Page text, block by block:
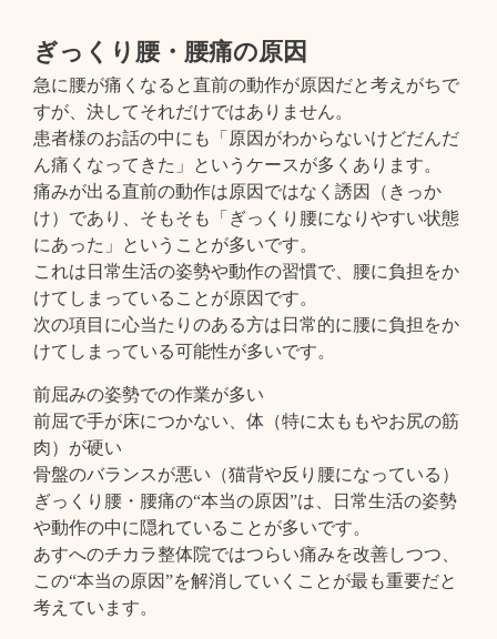
ぎっくり腰・腰痛の原因
急に腰が痛くなると直前の動作が原因だと考えがちで
すが、決してそれだけではありません。
患者様のお話の中にも「原因がわからないけどだんだ
ん痛くなってきた」というケースが多くあります。
痛みが出る直前の動作は原因ではなく誘因（きっか
け）であり、そもそも「ぎっくり腰になりやすい状態
にあった」ということが多いです。
これは日常生活の姿勢や動作の習慣で、腰に負担をか
けてしまっていることが原因です。
次の項目に心当たりのある方は日常的に腰に負担をか
けてしまっている可能性が多いです。
前屈みの姿勢での作業が多い
前屈で手が床につかない、体（特に太ももやお尻の筋
肉）が硬い
骨盤のバランスが悪い（猫背や反り腰になっている）
ぎっくり腰・腰痛の“本当の原因”は、日常生活の姿勢
や動作の中に隠れていることが多いです。
あすへのチカラ整体院ではつらい痛みを改善しつつ、
この“本当の原因”を解消していくことが最も重要だと
考えています。